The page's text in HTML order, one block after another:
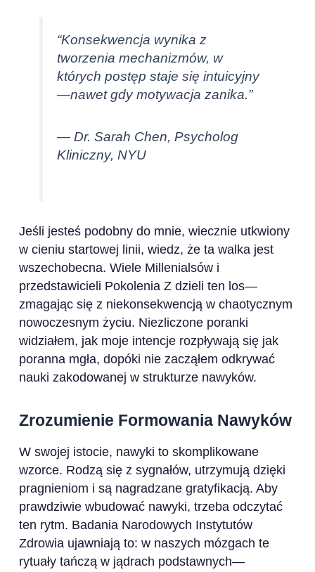
“Konsekwencja wynika z
tworzenia mechanizmów, w
których postęp staje się intuicyjny
—nawet gdy motywacja zanika.”
— Dr. Sarah Chen, Psycholog
Kliniczny, NYU
Jeśli jesteś podobny do mnie, wiecznie utkwiony
w cieniu startowej linii, wiedz, że ta walka jest
wszechobecna. Wiele Millenialsów i
przedstawicieli Pokolenia Z dzieli ten los—
zmagając się z niekonsekwencją w chaotycznym
nowoczesnym życiu. Niezliczone poranki
widziałem, jak moje intencje rozpływają się jak
poranna mgła, dopóki nie zacząłem odkrywać
nauki zakodowanej w strukturze nawyków.
Zrozumienie Formowania Nawyków
W swojej istocie, nawyki to skomplikowane
wzorce. Rodzą się z sygnałów, utrzymują dzięki
pragnieniom i są nagradzane gratyfikacją. Aby
prawdziwie wbudować nawyki, trzeba odczytać
ten rytm. Badania Narodowych Instytutów
Zdrowia ujawniają to: w naszych mózgach te
rytuały tańczą w jądrach podstawnych—